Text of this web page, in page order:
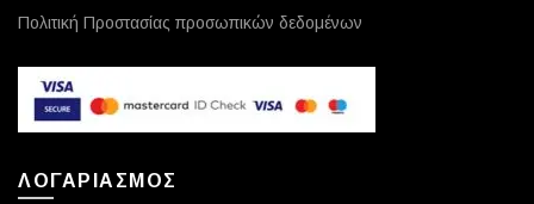
Πολιτική Προστασίας προσωπικών δεδομένων
ΛΟΓΑΡΙΑΣΜΟΣ